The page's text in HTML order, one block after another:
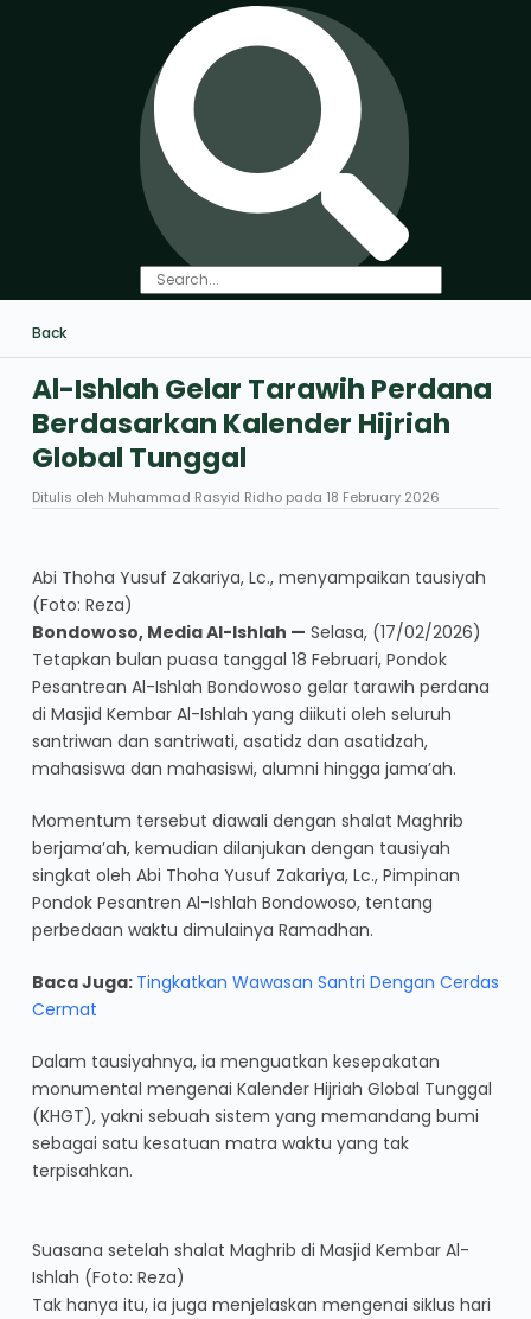
Back
Al-Ishlah Gelar Tarawih Perdana
Berdasarkan Kalender Hijriah
Global Tunggal
Ditulis oleh Muhammad Rasyid Ridho pada 18 February 2026
Abi Thoha Yusuf Zakariya, Lc., menyampaikan tausiyah
(Foto: Reza)
Bondowoso, Media Al-Ishlah — Selasa, (17/02/2026)
Tetapkan bulan puasa tanggal 18 Februari, Pondok
Pesantrean Al-Ishlah Bondowoso gelar tarawih perdana
di Masjid Kembar Al-Ishlah yang diikuti oleh seluruh
santriwan dan santriwati, asatidz dan asatidzah,
mahasiswa dan mahasiswi, alumni hingga jama’ah.
Momentum tersebut diawali dengan shalat Maghrib
berjama’ah, kemudian dilanjukan dengan tausiyah
singkat oleh Abi Thoha Yusuf Zakariya, Lc., Pimpinan
Pondok Pesantren Al-Ishlah Bondowoso, tentang
perbedaan waktu dimulainya Ramadhan.
Baca Juga: Tingkatkan Wawasan Santri Dengan Cerdas
Cermat
Dalam tausiyahnya, ia menguatkan kesepakatan
monumental mengenai Kalender Hijriah Global Tunggal
(KHGT), yakni sebuah sistem yang memandang bumi
sebagai satu kesatuan matra waktu yang tak
terpisahkan.
Suasana setelah shalat Maghrib di Masjid Kembar Al-
Ishlah (Foto: Reza)
Tak hanya itu, ia juga menjelaskan mengenai siklus hari